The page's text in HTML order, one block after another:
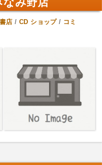
書店 / CD ショップ/ コミ